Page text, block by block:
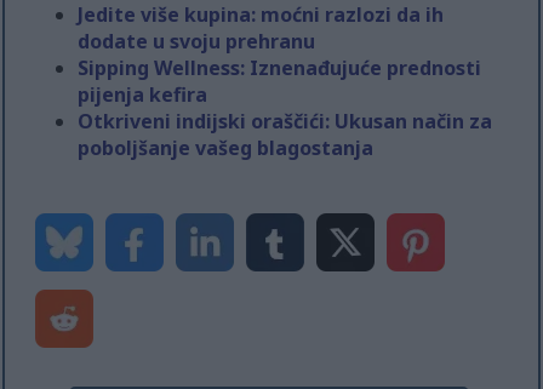
Jedite više kupina: moćni razlozi da ih
dodate u svoju prehranu
Sipping Wellness: Iznenađujuće prednosti
pijenja kefira
Otkriveni indijski oraščići: Ukusan način za
poboljšanje vašeg blagostanja